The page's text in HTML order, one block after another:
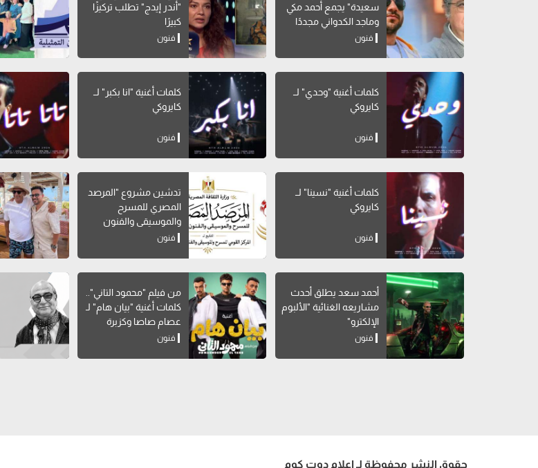
سعيدة" يجمع أحمد مكي
وماجد الكدواني مجددًا
فنون
"أندر إيدج" تطلب تركيزًا
كبيرًا
فنون
كلمات أغنية "وحدي" لــ
كايروكي
فنون
كلمات أغنية "انا بكبر" لــ
كايروكي
فنون
كلمات أغنية "نسينا" لــ
كايروكي
فنون
تدشين مشروع "المرصد
المصري للمسرح
والموسيقى والفنون
الشعبية"
فنون
أحمد سعد يطلق أحدث
مشاريعه الغنائية "الألبوم
الإلكترو"
فنون
من فيلم "محمود التاني"..
كلمات أغنية "بيان هام" لـ
عصام صاصا وكزبرة
فنون
حقوق النشر محفوظة لـ إعلام دوت كوم